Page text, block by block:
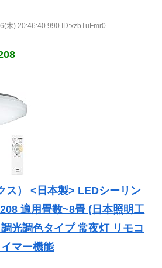
木) 20:46:40.990 ID:xzbTuFmr0
ス） <日本製> LEDシーリン
適用畳数~8畳 (日本照明工
光調色タイプ 常夜灯 リモコ
マー機能